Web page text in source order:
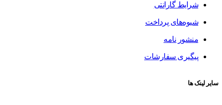
شرایط گارانتی
شیوه‌های پرداخت
منشور نامه
پیگیری سفارشات
سایر لینک ها